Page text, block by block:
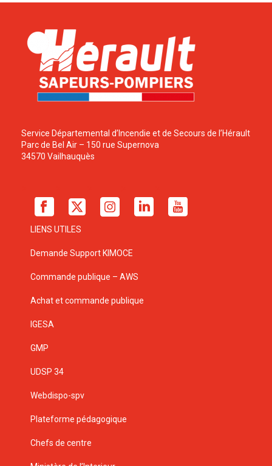
Service Départemental d’Incendie et de Secours de l’Hérault
Parc de Bel Air – 150 rue Supernova
34570 Vailhauquès
LIENS UTILES
Demande Support KIMOCE
Commande publique – AWS
Achat et commande publique
IGESA
GMP
UDSP 34
Webdispo-spv
Plateforme pédagogique
Chefs de centre